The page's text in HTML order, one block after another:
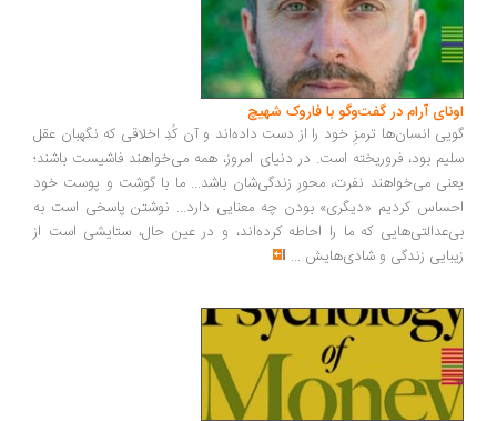
آرام در گفت‌وگو با فاروک شهیچ‭
انسان‌ها ترمزِ خود را از دست داده‌اند و آن کُدِ اخلاقی که نگهبان عقل
بود، فروریخته است. در دنیای امروز، همه می‌خواهند فاشیست باشند؛
می‌خواهند نفرت، محورِ زندگی‌شان باشد... ما با گوشت و پوست خود
کردیم «دیگری» بودن چه معنایی دارد... نوشتن پاسخی است به
که ما را احاطه کرده‌اند، و در عین حال، ستایشی است از
زندگی و شادی‌هایش...